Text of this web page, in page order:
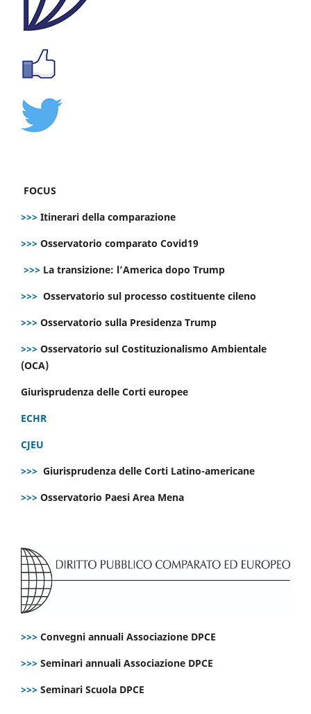
FOCUS
>>> Itinerari della comparazione
>>> Osservatorio comparato Covid19
>>> La transizione: l’America dopo Trump
>>> Osservatorio sul processo costituente cileno
>>> Osservatorio sulla Presidenza Trump
>>> Osservatorio sul Costituzionalismo Ambientale
(OCA)
Giurisprudenza delle Corti europee
ECHR
CJEU
>>> Giurisprudenza delle Corti Latino-americane
>>> Osservatorio Paesi Area Mena
>>> Convegni annuali Associazione DPCE
>>> Seminari annuali Associazione DPCE
>>> Seminari Scuola DPCE